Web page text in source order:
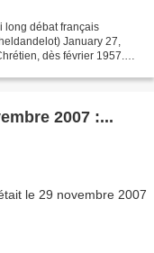
long débat français
January 27,
dès février 1957.
novembre 2007 :...